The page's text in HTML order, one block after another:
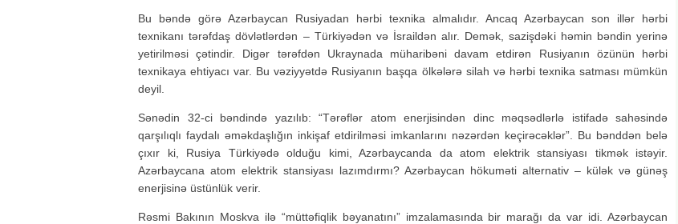
Bu bəndə görə Azərbaycan Rusiyadan hərbi texnika almalıdır. Ancaq Azərbaycan son illər hərbi
texnikanı tərəfdaş dövlətlərdən – Türkiyədən və İsraildən alır. Demək, sazişdəki həmin bəndin yerinə
yetirilməsi çətindir. Digər tərəfdən Ukraynada müharibəni davam etdirən Rusiyanın özünün hərbi
texnikaya ehtiyacı var. Bu vəziyyətdə Rusiyanın başqa ölkələrə silah və hərbi texnika satması mümkün
deyil.
Sənədin 32-ci bəndində yazılıb: “Tərəflər atom enerjisindən dinc məqsədlərlə istifadə sahəsində
qarşılıqlı faydalı əməkdaşlığın inkişaf etdirilməsi imkanlarını nəzərdən keçirəcəklər”. Bu bənddən belə
çıxır ki, Rusiya Türkiyədə olduğu kimi, Azərbaycanda da atom elektrik stansiyası tikmək istəyir.
Azərbaycana atom elektrik stansiyası lazımdırmı? Azərbaycan hökuməti alternativ – külək və günəş
enerjisinə üstünlük verir.
Rəsmi Bakının Moskva ilə “müttəfiqlik bəyanatını” imzalamasında bir marağı da var idi. Azərbaycan